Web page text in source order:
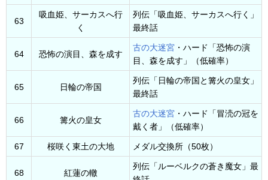
63
吸血姫、サーカスへ行
く
列伝「吸血姫、サーカスへ行く」
最終話
64 恐怖の演目、森を成す
古の大迷宮 ・ハード「恐怖の演
目、森を成す」（低確率）
65 日輪の帝国
列伝「日輪の帝国と篝火の皇女」
最終話
66 篝火の皇女
古の大迷宮 ・ハード「冒涜の冠を
戴く者」（低確率）
67 桜咲く東土の大地 メダル交換所（50枚）
68 紅蓮の轍
列伝「ルーベルクの蒼き魔女」最